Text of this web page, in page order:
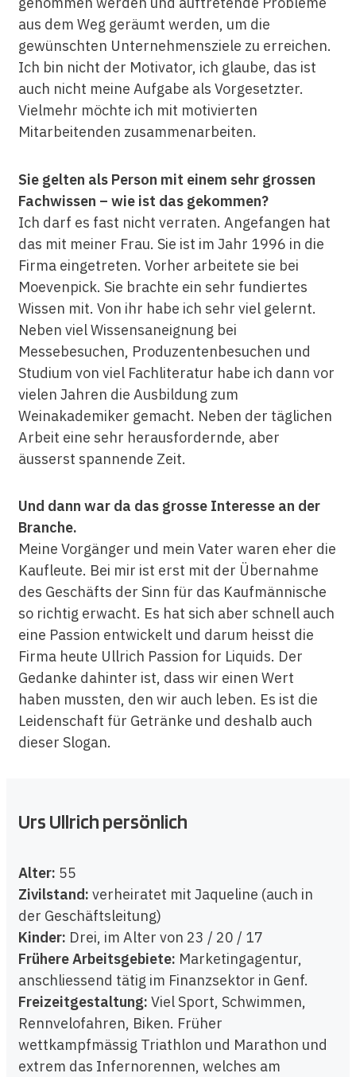
aus dem Weg geräumt werden, um die
gewünschten Unternehmensziele zu erreichen.
Ich bin nicht der Motivator, ich glaube, das ist
auch nicht meine Aufgabe als Vorgesetzter.
Vielmehr möchte ich mit motivierten
Mitarbeitenden zusammenarbeiten.
Sie gelten als Person mit einem sehr grossen
Fachwissen – wie ist das gekommen?
Ich darf es fast nicht verraten. Angefangen hat
das mit meiner Frau. Sie ist im Jahr 1996 in die
Firma eingetreten. Vorher arbeitete sie bei
Moevenpick. Sie brachte ein sehr fundiertes
Wissen mit. Von ihr habe ich sehr viel gelernt.
Neben viel Wissensaneignung bei
Messebesuchen, Produzentenbesuchen und
Studium von viel Fachliteratur habe ich dann vor
vielen Jahren die Ausbildung zum
Weinakademiker gemacht. Neben der täglichen
Arbeit eine sehr herausfordernde, aber
äusserst spannende Zeit.
Und dann war da das grosse Interesse an der
Branche.
Meine Vorgänger und mein Vater waren eher die
Kaufleute. Bei mir ist erst mit der Übernahme
des Geschäfts der Sinn für das Kaufmännische
so richtig erwacht. Es hat sich aber schnell auch
eine Passion entwickelt und darum heisst die
Firma heute Ullrich Passion for Liquids. Der
Gedanke dahinter ist, dass wir einen Wert
haben mussten, den wir auch leben. Es ist die
Leidenschaft für Getränke und deshalb auch
dieser Slogan.
Urs Ullrich persönlich
Alter: 55
Zivilstand: verheiratet mit Jaqueline (auch in
der Geschäftsleitung)
Kinder: Drei, im Alter von 23 / 20 / 17
Frühere Arbeitsgebiete: Marketingagentur,
anschliessend tätig im Finanzsektor in Genf.
Freizeitgestaltung: Viel Sport, Schwimmen,
Rennvelofahren, Biken. Früher
wettkampfmässig Triathlon und Marathon und
extrem das Infernorennen, welches am